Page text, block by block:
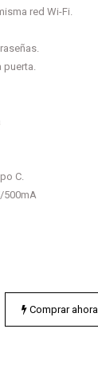
red Wi-Fi.
C.
500mA
Comprar ahora